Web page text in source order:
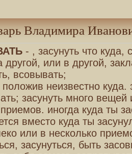
Владимира
- , засунуть что куда,
другой, или в другой,
всовывать;
положив неизвестно куда.
засунуть много вещей
иногда куда ты
вместо куда ты
или в несколько
засунуться, быть